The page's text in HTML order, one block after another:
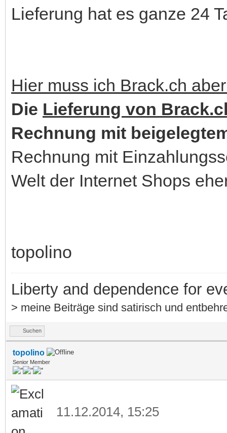
Lieferung hat es ganze 24
Hier muss ich Brack.ch
Die Lieferung von
Rechnung mit
Rechnung mit
Welt der Internet Shops
topolino
Liberty and dependence for
> meine Beiträge sind satirisch und
Suchen
topolino
Senior Member
11.12.2014, 15:25